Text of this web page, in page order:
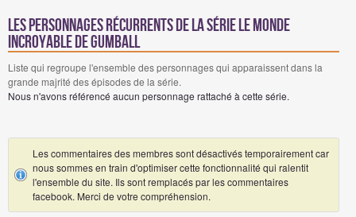
Les personnages récurrents de la série Le Monde
incroyable de Gumball
Liste qui regroupe l'ensemble des personnages qui apparaissent dans la
grande majrité des épisodes de la série.
Nous n'avons référencé aucun personnage rattaché à cette série.
Les commentaires des membres sont désactivés temporairement car
nous sommes en train d'optimiser cette fonctionnalité qui ralentit
l'ensemble du site. Ils sont remplacés par les commentaires
facebook. Merci de votre compréhension.